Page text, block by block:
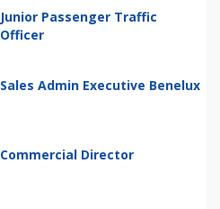
Junior Passenger Traffic
Officer
Sales Admin Executive Benelux
Commercial Director